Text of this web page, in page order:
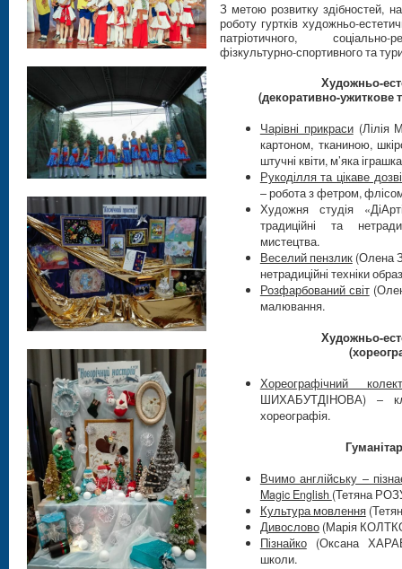
З метою розвитку здібностей,
роботу гуртків художньо-
патріотичного, соціально-
фізкультурно-спортивного та
Художньо-
(декоративно-ужиткове
Чарівні прикраси(Лілія
картоном, тканиною,
штучні квіти, м’яка
Рукоділля та цікаве
– робота з фетром,
Художня студія
традиційні та
мистецтва.
Веселий пензлик(Олена
нетрадиційні техніки
Розфарбований світ
малювання.
Художньо-
Хореографічний
ШИХАБУТДІНОВА) –
хореографія.
Вчимо англійську –
Magic English (Тетяна
Культура мовлення
Дивослово(Марія
Пізнайко(Оксана
школи.